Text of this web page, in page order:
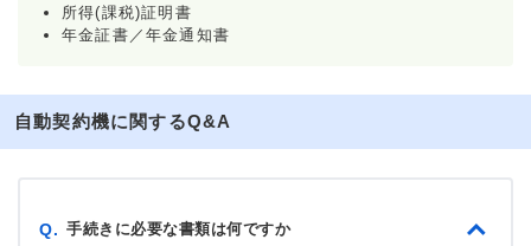
所得(課税)証明書
年金証書／年金通知書
自動契約機に関するQ&A
Q. 手続きに必要な書類は何ですか